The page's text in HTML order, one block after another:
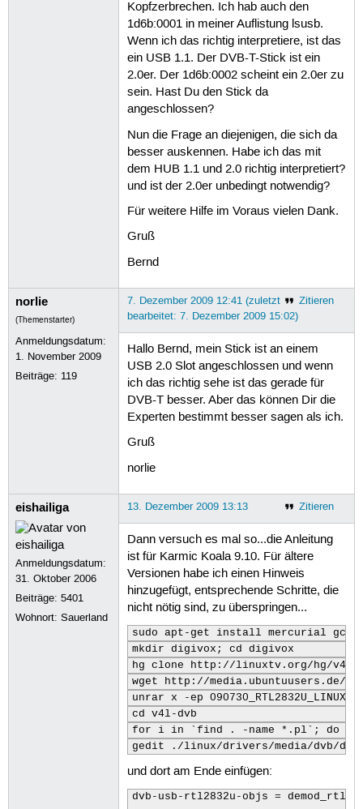
Kopfzerbrechen. Ich hab auch den
1d6b:0001 in meiner Auflistung lsusb.
Wenn ich das richtig interpretiere, ist das
ein USB 1.1. Der DVB-T-Stick ist ein
2.0er. Der 1d6b:0002 scheint ein 2.0er zu
sein. Hast Du den Stick da
angeschlossen?
Nun die Frage an diejenigen, die sich da
besser auskennen. Habe ich das mit
dem HUB 1.1 und 2.0 richtig interpretiert?
und ist der 2.0er unbedingt notwendig?
Für weitere Hilfe im Voraus vielen Dank.
Gruß
Bernd
norlie
(Themenstarter)
Anmeldungsdatum:
1. November 2009
Beiträge: 119
Zitieren
7. Dezember 2009 12:41 (zuletzt
bearbeitet: 7. Dezember 2009 15:02)
Hallo Bernd, mein Stick ist an einem
USB 2.0 Slot angeschlossen und wenn
ich das richtig sehe ist das gerade für
DVB-T besser. Aber das können Dir die
Experten bestimmt besser sagen als ich.
Gruß
norlie
eishailiga
Anmeldungsdatum:
31. Oktober 2006
Beiträge:5401
Wohnort: Sauerland
Zitieren
13. Dezember 2009 13:13
Dann versuch es mal so...die Anleitung
ist für Karmic Koala 9.10. Für ältere
Versionen habe ich einen Hinweis
hinzugefügt, entsprechende Schritte, die
nicht nötig sind, zu überspringen...
sudo apt-get install mercurial gcc
mkdir digivox; cd digivox
hg clone http://linuxtv.org/hg/v4l-
wget http://media.ubuntuusers.de/
unrar x -ep
cd v4l-dvb
for i in `find . -name *.pl`; do
gedit ./linux/drivers/media/dvb/
und dort am Ende einfügen:
dvb-usb-rtl2832u-objs =